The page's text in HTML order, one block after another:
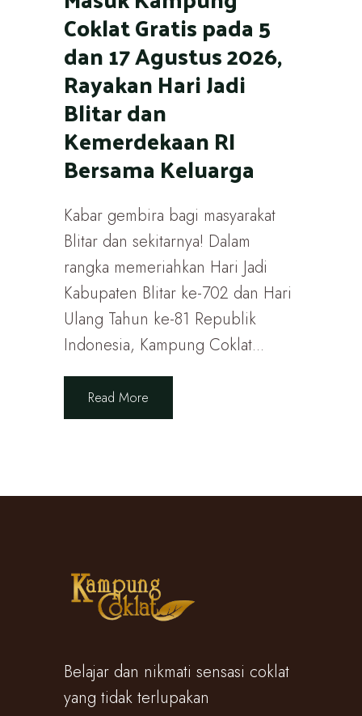
Coklat Gratis pada 5
dan 17 Agustus 2026,
Rayakan Hari Jadi
Blitar dan
Kemerdekaan RI
Bersama Keluarga
Kabar gembira bagi masyarakat
Blitar dan sekitarnya! Dalam
rangka memeriahkan Hari Jadi
Kabupaten Blitar ke-702 dan Hari
Ulang Tahun ke-81 Republik
Indonesia, Kampung Coklat...
Read More
Belajar dan nikmati sensasi coklat
yang tidak terlupakan